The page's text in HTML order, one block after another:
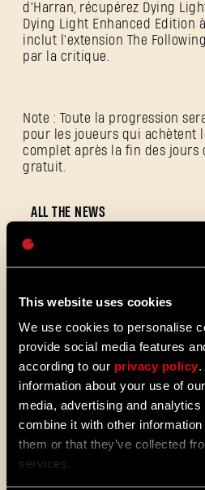
This website uses cookies
We use cookies to personalise
provide social media features
according to our privacy policy.
information about your use of
media, advertising and
combine it with other information
them or that they’ve collected
services.
d'Harran, récupérez Dying
Dying Light Enhanced Edition
inclut l'extension The
par la critique.
Note : Toute la progression
pour les joueurs qui achètent
complet après la fin des jours
gratuit.
ALL THE NEWS
(1.29)
Villedor évolue, avec un
progression amélioré qui
de débloquer vos
rapidement. Obtenez
déplacement et de
découvrez de nouveaux
cartes de la
que nous vous avons
dernier patch de Dying
Human.
SE
Adresse e-mail
Mot de passe